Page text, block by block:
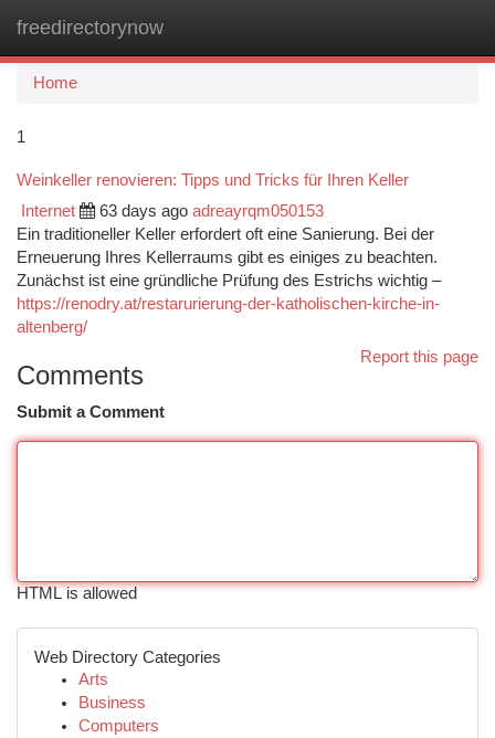
freedirectorynow
Home
1
Weinkeller renovieren: Tipps und Tricks für Ihren Keller
Internet 63 days ago adreayrqm050153
Ein traditioneller Keller erfordert oft eine Sanierung. Bei der
Erneuerung Ihres Kellerraums gibt es einiges zu beachten.
Zunächst ist eine gründliche Prüfung des Estrichs wichtig –
https://renodry.at/restarurierung-der-katholischen-kirche-in-
altenberg/
Report this page
Comments
Submit a Comment
HTML is allowed
Web Directory Categories
Arts
Business
Computers